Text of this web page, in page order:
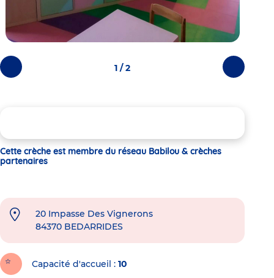
Photos
précédentes
Photos
suivantes
1 / 2
Cette crèche est membre du réseau Babilou & crèches
partenaires
20 Impasse Des Vignerons
84370 BEDARRIDES
Capacité d'accueil 10